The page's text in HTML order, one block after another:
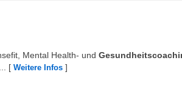
Mental Health- und
[ Weitere Infos ]